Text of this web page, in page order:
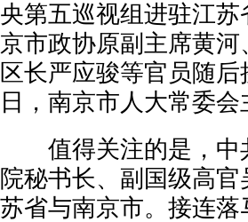
央第五巡视组进驻江
京市政协原副主席黄
区长严应骏等官员随
日，南京市人大常委
值得关注的是，中
院秘书长、副国级高
苏省与南京市。接连